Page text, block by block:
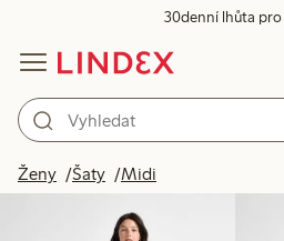
30denní lhůta
Ženy Šaty Midi